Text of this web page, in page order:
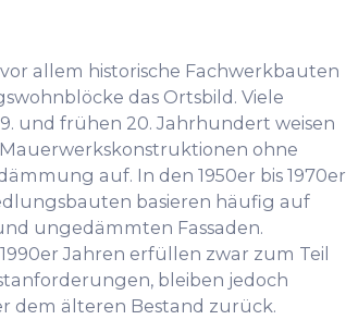
allem historische Fachwerkbauten
das Ortsbild. Viele
und frühen 20. Jahrhundert weisen
ohne
auf. In den 1950er bis 1970er
basieren häufig auf
ungedämmten Fassaden.
Jahren erfüllen zwar zum Teil
bleiben jedoch
dem älteren Bestand zurück.